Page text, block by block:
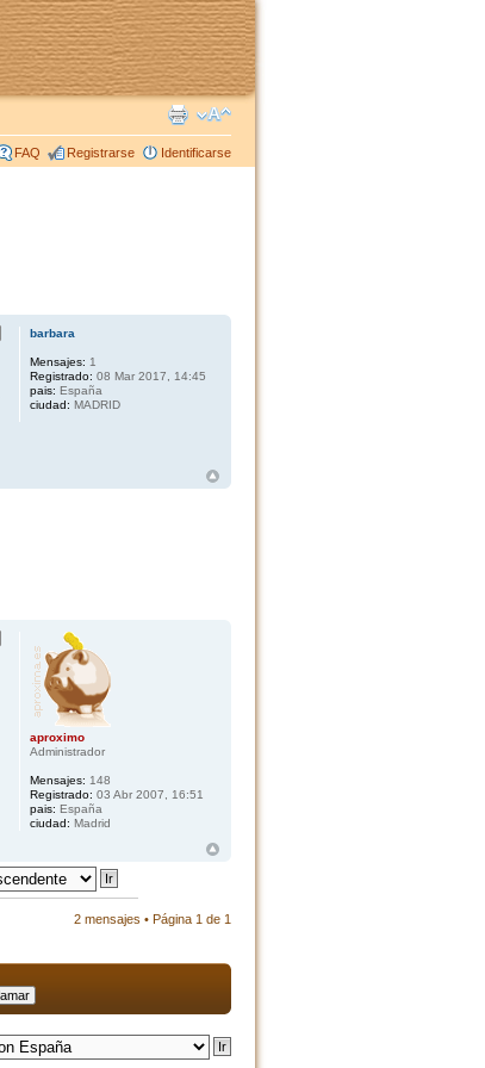
FAQ Registrarse Identificarse
barbara
Mensajes: 1
Registrado: 08 Mar 2017, 14:45
pais: España
ciudad: MADRID
aproximo
Administrador
Mensajes: 148
Registrado: 03 Abr 2007, 16:51
pais: España
ciudad: Madrid
2 mensajes • Página 1 de 1